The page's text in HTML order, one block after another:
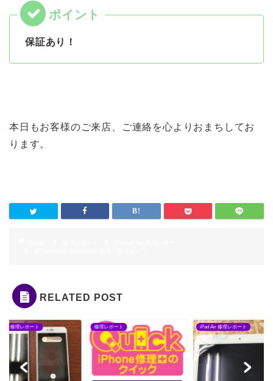
保証あり！
本日もお客様のご来店、ご連絡を心よりおまちしてお
ります。
RELATED POST
6s 修理レポート 修理レポート iPad Air 修理レポート